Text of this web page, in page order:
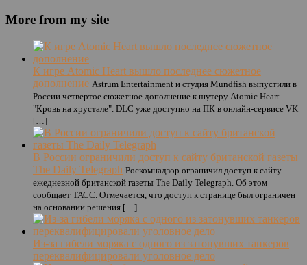
More from my site
К игре Atomic Heart вышло последнее сюжетное
дополнение Astrum Entertainment и студия Mundfish выпустили в
России четвертое сюжетное дополнение к шутеру Atomic Heart -
"Кровь на хрустале". DLC уже доступно на ПК в онлайн-сервисе VK
[…]
В России ограничили доступ к сайту британской газеты
The Daily Telegraph Роскомнадзор ограничил доступ к сайту
ежедневной британской газеты The Daily Telegraph. Об этом
сообщает ТАСС. Отмечается, что доступ к странице был ограничен
на основании решения […]
Из-за гибели моряка с одного из затонувших танкеров
переквалифицировали уголовное дело